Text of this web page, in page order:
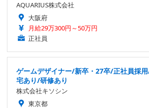
AQUARIUS株式会社
大阪府
月給29万300円～50万円
正社員
ゲームデザイナー/新卒・27卒/正社員採
宅あり/研修あり
株式会社キソシン
東京都